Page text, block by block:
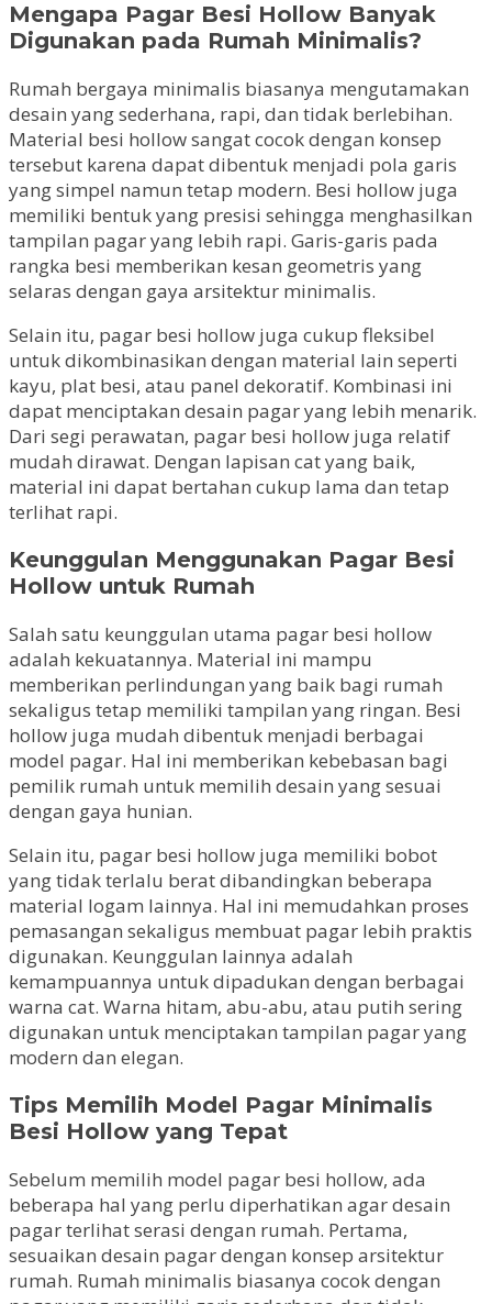
Mengapa Pagar Besi Hollow Banyak
Digunakan pada Rumah Minimalis?
Rumah bergaya minimalis biasanya mengutamakan
desain yang sederhana, rapi, dan tidak berlebihan.
Material besi hollow sangat cocok dengan konsep
tersebut karena dapat dibentuk menjadi pola garis
yang simpel namun tetap modern. Besi hollow juga
memiliki bentuk yang presisi sehingga menghasilkan
tampilan pagar yang lebih rapi. Garis-garis pada
rangka besi memberikan kesan geometris yang
selaras dengan gaya arsitektur minimalis.
Selain itu, pagar besi hollow juga cukup fleksibel
untuk dikombinasikan dengan material lain seperti
kayu, plat besi, atau panel dekoratif. Kombinasi ini
dapat menciptakan desain pagar yang lebih menarik.
Dari segi perawatan, pagar besi hollow juga relatif
mudah dirawat. Dengan lapisan cat yang baik,
material ini dapat bertahan cukup lama dan tetap
terlihat rapi.
Keunggulan Menggunakan Pagar Besi
Hollow untuk Rumah
Salah satu keunggulan utama pagar besi hollow
adalah kekuatannya. Material ini mampu
memberikan perlindungan yang baik bagi rumah
sekaligus tetap memiliki tampilan yang ringan. Besi
hollow juga mudah dibentuk menjadi berbagai
model pagar. Hal ini memberikan kebebasan bagi
pemilik rumah untuk memilih desain yang sesuai
dengan gaya hunian.
Selain itu, pagar besi hollow juga memiliki bobot
yang tidak terlalu berat dibandingkan beberapa
material logam lainnya. Hal ini memudahkan proses
pemasangan sekaligus membuat pagar lebih praktis
digunakan. Keunggulan lainnya adalah
kemampuannya untuk dipadukan dengan berbagai
warna cat. Warna hitam, abu-abu, atau putih sering
digunakan untuk menciptakan tampilan pagar yang
modern dan elegan.
Tips Memilih Model Pagar Minimalis
Besi Hollow yang Tepat
Sebelum memilih model pagar besi hollow, ada
beberapa hal yang perlu diperhatikan agar desain
pagar terlihat serasi dengan rumah. Pertama,
sesuaikan desain pagar dengan konsep arsitektur
rumah. Rumah minimalis biasanya cocok dengan